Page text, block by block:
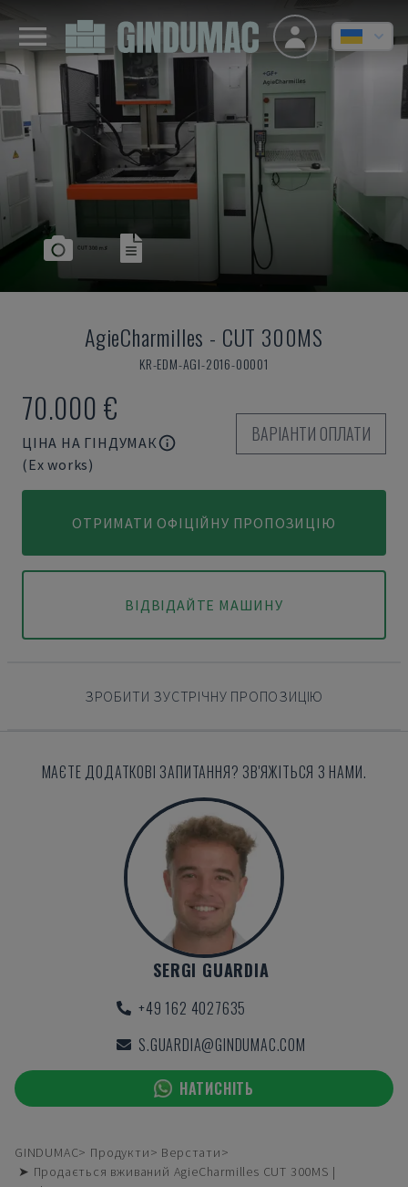
AgieCharmilles - CUT 300MS
KR-EDM-AGI-2016-00001
70.000 €
ЦІНА НА ГІНДУМАК
(Ex works)
ВАРІАНТИ ОПЛАТИ
ОТРИМАТИ ОФІЦІЙНУ ПРОПОЗИЦІЮ
ВІДВІДАЙТЕ МАШИНУ
ЗРОБИТИ ЗУСТРІЧНУ ПРОПОЗИЦІЮ
МАЄТЕ ДОДАТКОВІ ЗАПИТАННЯ? ЗВ'ЯЖІТЬСЯ З НАМИ.
SERGI GUARDIA
+49 162 4027635
S.GUARDIA@GINDUMAC.COM
НАТИСНІТЬ
GINDUMAC Продукти
Верстати
➤ Продається вживаний AgieCharmilles CUT 300MS |